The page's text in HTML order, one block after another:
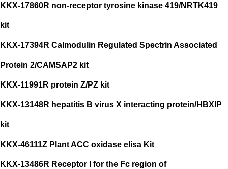
KKX-17860R non-receptor tyrosine kinase 419/NRTK419
kit
KKX-17394R Calmodulin Regulated Spectrin Associated
Protein 2/CAMSAP2 kit
KKX-11991R protein Z/PZ kit
KKX-13148R hepatitis B virus X interacting protein/HBXIP
kit
KKX-46111Z Plant ACC oxidase elisa Kit
KKX-13486R Receptor I for the Fc region of